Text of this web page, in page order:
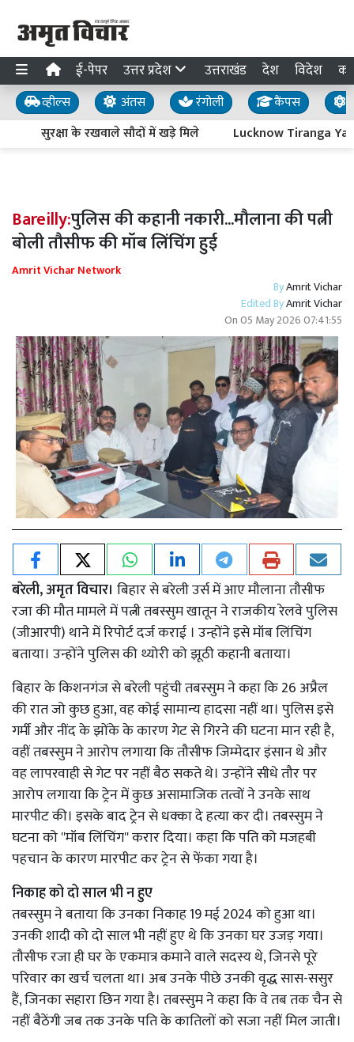
ई-पेपर उत्तर प्रदेश उत्तराखंड देश विदेश
व्हील्स अंतस रंगोली कैंपस
सुरक्षा के रखवाले सौदों में खड़े मिले
Lucknow Tiranga
Bareilly:पुलिस की कहानी नकारी...मौलाना की पत्नी
बोली तौसीफ की मॉब लिंचिंग हुई
Amrit Vichar Network
ByAmrit Vichar
Edited ByAmrit Vichar
On05 May 2026 07:41:55
बरेली, अमृत विचार। बिहार से बरेली उर्स में आए मौलाना तौसीफ
रजा की मौत मामले में पत्नी तबस्सुम खातून ने राजकीय रेलवे पुलिस
(जीआरपी) थाने में रिपोर्ट दर्ज कराई । उन्होंने इसे मॉब लिंचिंग
बताया। उन्होंने पुलिस की थ्योरी को झूठी कहानी बताया।
बिहार के किशनगंज से बरेली पहुंची तबस्सुम ने कहा कि 26 अप्रैल
की रात जो कुछ हुआ, वह कोई सामान्य हादसा नहीं था। पुलिस इसे
गर्मी और नींद के झोंके के कारण गेट से गिरने की घटना मान रही है,
वहीं तबस्सुम ने आरोप लगाया कि तौसीफ जिम्मेदार इंसान थे और
वह लापरवाही से गेट पर नहीं बैठ सकते थे। उन्होंने सीधे तौर पर
आरोप लगाया कि ट्रेन में कुछ असामाजिक तत्वों ने उनके साथ
मारपीट की। इसके बाद ट्रेन से धक्का दे हत्या कर दी। तबस्सुम ने
घटना को ''मॉब लिंचिंग'' करार दिया। कहा कि पति को मजहबी
पहचान के कारण मारपीट कर ट्रेन से फेंका गया है।
निकाह को दो साल भी न हुए
तबस्सुम ने बताया कि उनका निकाह 19 मई 2024 को हुआ था।
उनकी शादी को दो साल भी नहीं हुए थे कि उनका घर उजड़ गया।
तौसीफ रजा ही घर के एकमात्र कमाने वाले सदस्य थे, जिनसे पूरे
परिवार का खर्च चलता था। अब उनके पीछे उनकी वृद्ध सास-ससुर
हैं, जिनका सहारा छिन गया है। तबस्सुम ने कहा कि वे तब तक चैन से
नहीं बैठेंगी जब तक उनके पति के कातिलों को सजा नहीं मिल जाती।